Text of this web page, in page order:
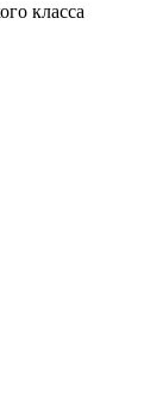
класса